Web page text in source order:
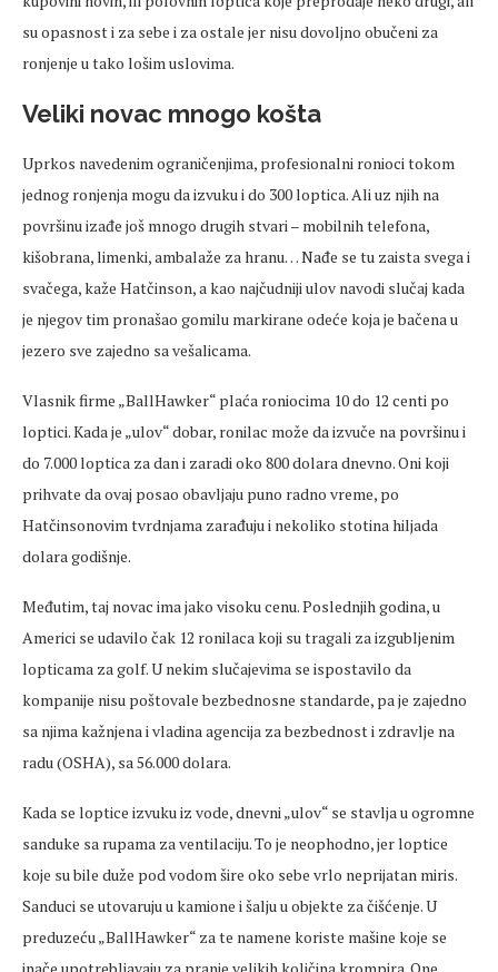
su opasnost i za sebe i za ostale jer nisu dovoljno obučeni za
ronjenje u tako lošim uslovima.
Veliki novac mnogo košta
Uprkos navedenim ograničenjima, profesionalni ronioci tokom
jednog ronjenja mogu da izvuku i do 300 loptica. Ali uz njih na
površinu izađe još mnogo drugih stvari – mobilnih telefona,
kišobrana, limenki, ambalaže za hranu… Nađe se tu zaista svega i
svačega, kaže Hatčinson, a kao najčudniji ulov navodi slučaj kada
je njegov tim pronašao gomilu markirane odeće koja je bačena u
jezero sve zajedno sa vešalicama.
Vlasnik firme „BallHawker“ plaća roniocima 10 do 12 centi po
loptici. Kada je „ulov“ dobar, ronilac može da izvuče na površinu i
do 7.000 loptica za dan i zaradi oko 800 dolara dnevno. Oni koji
prihvate da ovaj posao obavljaju puno radno vreme, po
Hatčinsonovim tvrdnjama zarađuju i nekoliko stotina hiljada
dolara godišnje.
Međutim, taj novac ima jako visoku cenu. Poslednjih godina, u
Americi se udavilo čak 12 ronilaca koji su tragali za izgubljenim
lopticama za golf. U nekim slučajevima se ispostavilo da
kompanije nisu poštovale bezbednosne standarde, pa je zajedno
sa njima kažnjena i vladina agencija za bezbednost i zdravlje na
radu (OSHA), sa 56.000 dolara.
Kada se loptice izvuku iz vode, dnevni „ulov“ se stavlja u ogromne
sanduke sa rupama za ventilaciju. To je neophodno, jer loptice
koje su bile duže pod vodom šire oko sebe vrlo neprijatan miris.
Sanduci se utovaruju u kamione i šalju u objekte za čišćenje. U
preduzeću „BallHawker“ za te namene koriste mašine koje se
inače upotrebljavaju za pranje velikih količina krompira. One